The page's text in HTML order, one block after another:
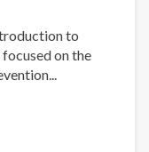
to
on the